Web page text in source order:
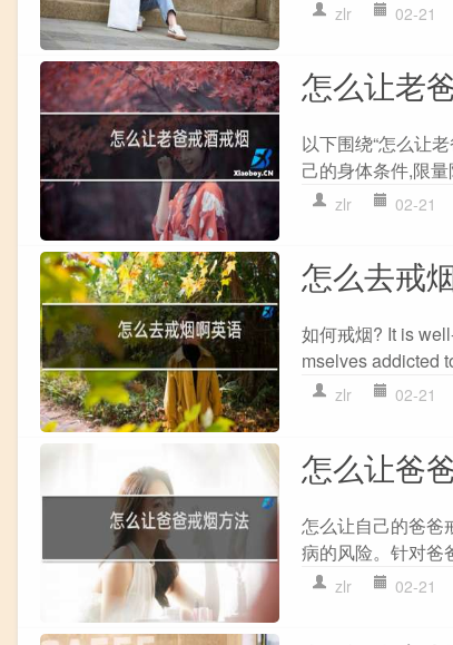
zlr 02-21
怎么让老
以下围绕“怎么让
己的身体条件,限
zlr 02-21
怎么去戒
如何戒烟? It is
mselves addicted
zlr 02-21
怎么让爸
怎么让自己的爸爸
病的风险。针对爸
zlr 02-21